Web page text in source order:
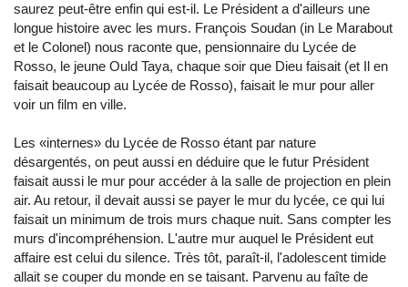
saurez peut-être enfin qui est-il. Le Président a d'ailleurs une
longue histoire avec les murs. François Soudan (in Le Marabout
et le Colonel) nous raconte que, pensionnaire du Lycée de
Rosso, le jeune Ould Taya, chaque soir que Dieu faisait (et Il en
faisait beaucoup au Lycée de Rosso), faisait le mur pour aller
voir un film en ville.
Les «internes» du Lycée de Rosso étant par nature
désargentés, on peut aussi en déduire que le futur Président
faisait aussi le mur pour accéder à la salle de projection en plein
air. Au retour, il devait aussi se payer le mur du lycée, ce qui lui
faisait un minimum de trois murs chaque nuit. Sans compter les
murs d'incompréhension. L'autre mur auquel le Président eut
affaire est celui du silence. Très tôt, paraît-il, l'adolescent timide
allait se couper du monde en se taisant. Parvenu au faîte de